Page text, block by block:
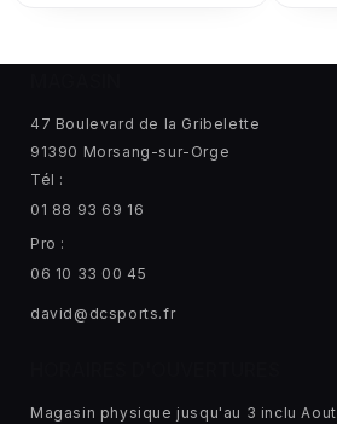
47 Boulevard de la Gribelette
91390 Morsang-sur-Orge
Tél :
01 88 93 69 16
Pro :
06 10 33 00 45
david@dcsports.fr
Magasin physique jusqu'au 3 inclu Aout